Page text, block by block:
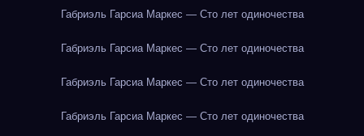
Габриэль Гарсиа Маркес — Сто лет одиночества
Габриэль Гарсиа Маркес — Сто лет одиночества
Габриэль Гарсиа Маркес — Сто лет одиночества
Габриэль Гарсиа Маркес — Сто лет одиночества